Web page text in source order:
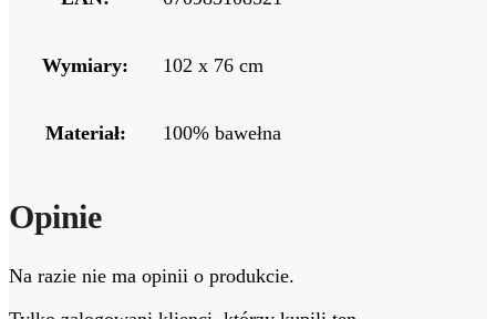
Wymiary: 102 x 76 cm
Materiał: 100% bawełna
Opinie
Na razie nie ma opinii o produkcie.